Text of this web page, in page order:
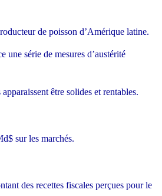
de poisson d’Amérique latine.
une série de mesures d’austérité
être solides et rentables.
sur les marchés.
des recettes fiscales perçues pour le